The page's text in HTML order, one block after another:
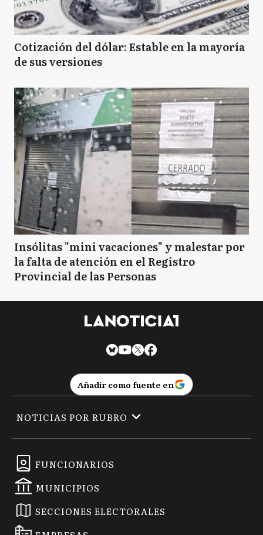
Cotización del dólar: Estable en la mayoría
de sus versiones
Insólitas "mini vacaciones" y malestar por
la falta de atención en el Registro
Provincial de las Personas
Añadir como fuente en
FUNCIONARIOS
MUNICIPIOS
SECCIONES ELECTORALES
NOTICIAS POR RUBRO